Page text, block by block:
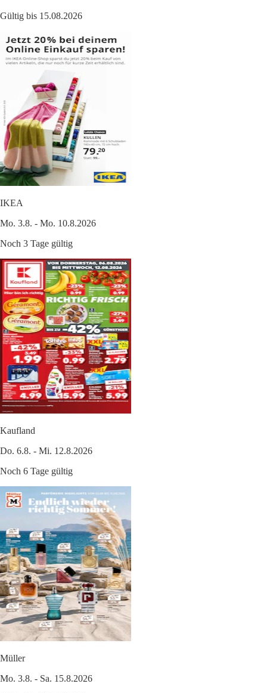
Gültig bis 15.08.2026
IKEA
Mo. 3.8. - Mo. 10.8.2026
Noch 3 Tage gültig
Kaufland
Do. 6.8. - Mi. 12.8.2026
Noch 6 Tage gültig
Müller
Mo. 3.8. - Sa. 15.8.2026